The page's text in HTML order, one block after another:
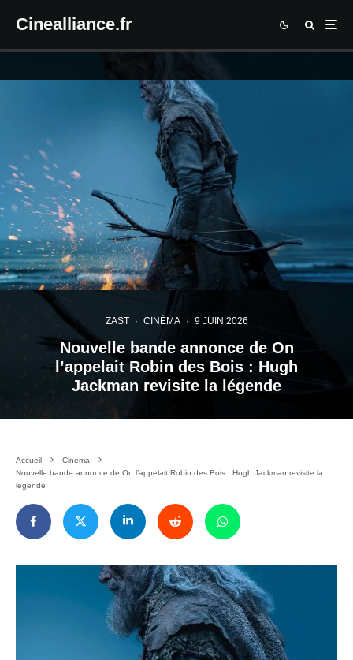
Cinealliance.fr
ZAST · CINÉMA · 9 JUIN 2026
Nouvelle bande annonce de On
l’appelait Robin des Bois : Hugh
Jackman revisite la légende
Accueil
Cinéma
Nouvelle bande annonce de On l’appelait Robin des Bois : Hugh Jackman revisite la
légende